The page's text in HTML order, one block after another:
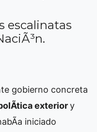
escalinatas
gobierno concreta
exteriory
iniciado